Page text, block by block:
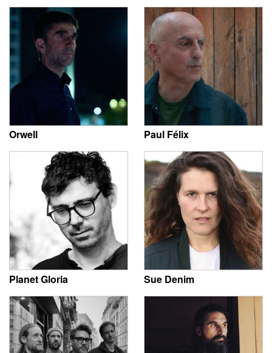
Orwell Paul Félix
Planet Gloria Sue Denim